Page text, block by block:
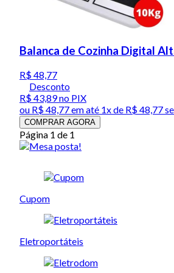
Balanca de Cozinha Digital
R$ 48,77
Desconto
R$ 43,89no PIX
ou R$ 48,77em até 1x de R$ 48,77
COMPRAR AGORA
Página 1 de 1
Cupom
Eletroportáteis